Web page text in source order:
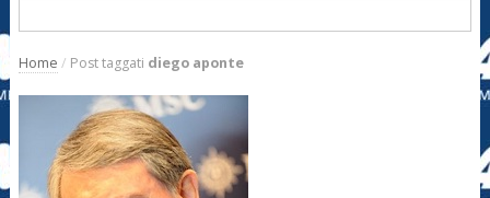
Home / Post taggati diego aponte